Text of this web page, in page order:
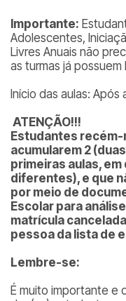
Importante:
Adolescentes,
Livres Anuais não
as turmas já
Início das aulas:
ATENÇÃO!!!
Estudantes
acumularem 2
primeiras aulas,
diferentes), e que
por meio de
Escolar para
matrícula
pessoa da lista de
Lembre-se:
É muito importante e